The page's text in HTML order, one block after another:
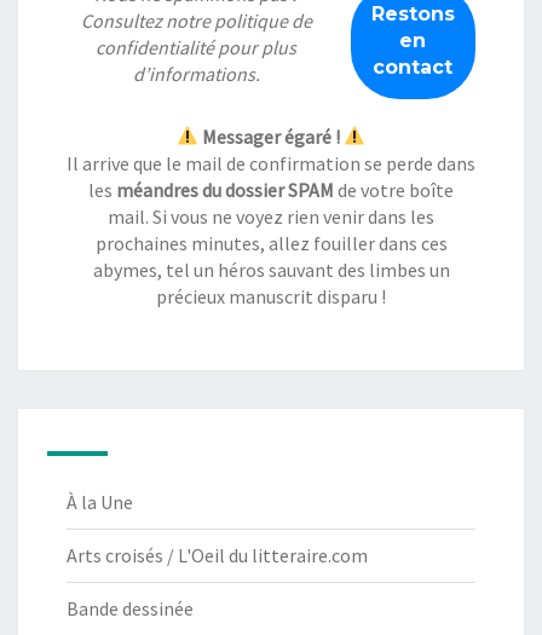
Consultez notrepolitique de
confidentialitépour plus
d’informations.
Messager égaré !
Il arrive que le mail de confirmation se perde dans
les méandres du dossier SPAM de votre boîte
mail. Si vous ne voyez rien venir dans les
prochaines minutes, allez fouiller dans ces
abymes, tel un héros sauvant des limbes un
précieux manuscrit disparu !
À la Une
Arts croisés / L'Oeil du litteraire.com
Bande dessinée